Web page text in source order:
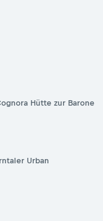
Hütte zur Barone
Urban